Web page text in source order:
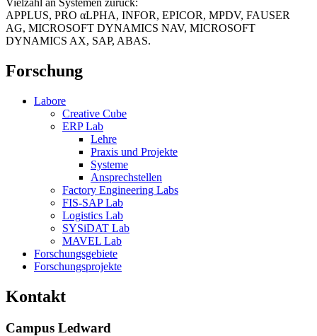
APPLUS, PRO αLPHA, INFOR, EPICOR, MPDV, FAUSER
AG, MICROSOFT DYNAMICS NAV, MICROSOFT
DYNAMICS AX, SAP, ABAS.
Forschung
Labore
Creative Cube
ERP Lab
Lehre
Praxis und Projekte
Systeme
Ansprechstellen
Factory Engineering Labs
FIS-SAP Lab
Logistics Lab
SYSiDAT Lab
MAVEL Lab
Forschungsgebiete
Forschungsprojekte
Kontakt
Campus Ledward